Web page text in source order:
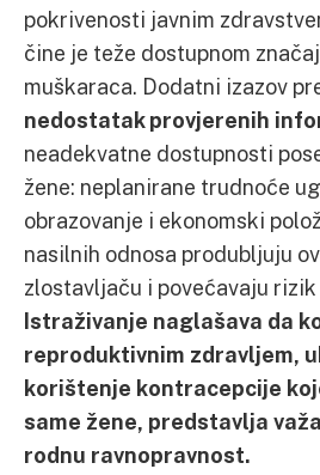
pokrivenosti javnim
čine je teže dostupnom
muškaraca. Dodatni izazov
nedostatak provjerenih
neadekvatne dostupnosti
žene: neplanirane trudnoće
obrazovanje i ekonomski
nasilnih odnosa produbljuju
zlostavljaču i povećavaju
Istraživanje naglašava da
reproduktivnim zdravljem,
korištenje kontracepcije
same žene, predstavlja
rodnu ravnopravnost.